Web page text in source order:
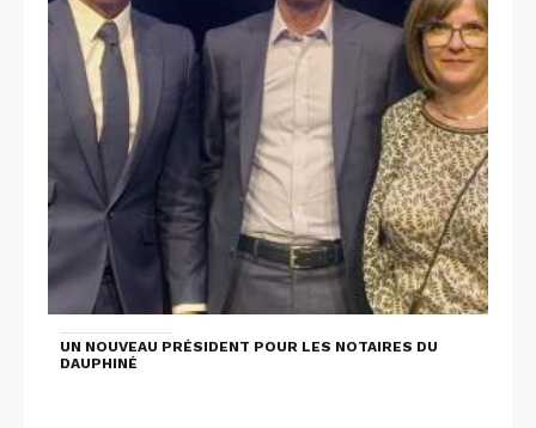
UN NOUVEAU PRÉSIDENT POUR LES NOTAIRES DU
DAUPHINÉ